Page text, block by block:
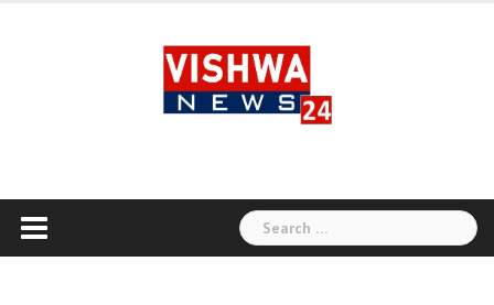
Search
for: